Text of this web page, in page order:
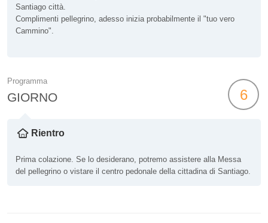
Santiago città.
Complimenti pellegrino, adesso inizia probabilmente il "tuo vero
Cammino".
Programma
GIORNO 6
Rientro
Prima colazione. Se lo desiderano, potremo assistere alla Messa
del pellegrino o vistare il centro pedonale della cittadina di Santiago.